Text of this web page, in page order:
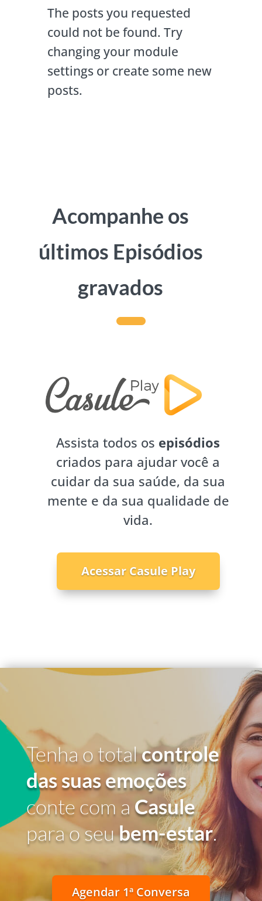
The posts you requested
could not be found. Try
changing your module
settings or create some new
posts.
Acompanhe os
últimos Episódios
gravados
Assista todos os episódios
criados para ajudar você a
cuidar da sua saúde, da sua
mente e da sua qualidade de
vida.
Acessar Casule Play
Tenha o totalcontrole
das suas emoções
conte com a Casule
para o seubem-estar.
Agendar 1ª Conversa